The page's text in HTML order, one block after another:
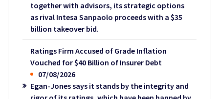
together with advisors, its strategic options
as rival Intesa Sanpaolo proceeds with a $35
billion takeover bid.
Ratings Firm Accused of Grade Inflation
Vouched for $40 Billion of Insurer Debt
07/08/2026
Egan-Jones says it stands by the integrity and